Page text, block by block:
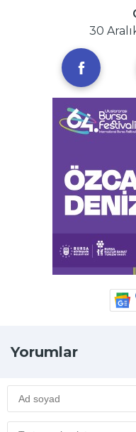
30
Yorumlar